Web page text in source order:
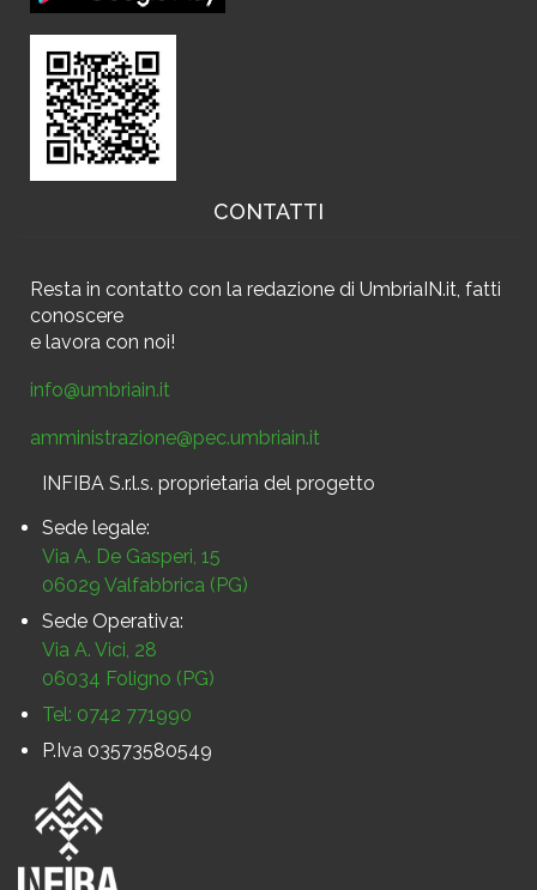
CONTATTI
Resta in contatto con la redazione di UmbriaIN.it, fatti
conoscere
e lavora con noi!
info@umbriain.it
amministrazione@pec.umbriain.it
INFIBA S.r.l.s. proprietaria del progetto
Sede legale:
Via A. De Gasperi, 15
06029 Valfabbrica (PG)
Sede Operativa:
Via A. Vici, 28
06034 Foligno (PG)
Tel: 0742 771990
P.Iva 03573580549